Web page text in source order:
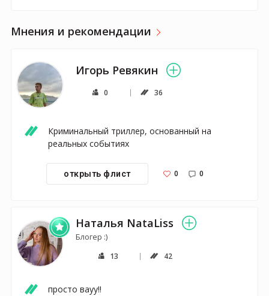
Мнения и рекомендации
Игорь Ревякин
0 36
Криминальный триллер, основанный на
реальных событиях
открыть флист 0 0
Наталья NataLiss
Блогер :)
13 42
просто вауу!!